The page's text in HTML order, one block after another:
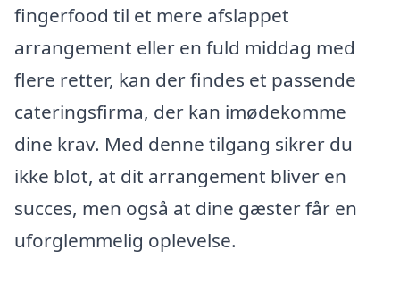
fingerfood til et mere afslappet
arrangement eller en fuld middag med
flere retter, kan der findes et passende
cateringsfirma, der kan imødekomme
dine krav. Med denne tilgang sikrer du
ikke blot, at dit arrangement bliver en
succes, men også at dine gæster får en
uforglemmelig oplevelse.